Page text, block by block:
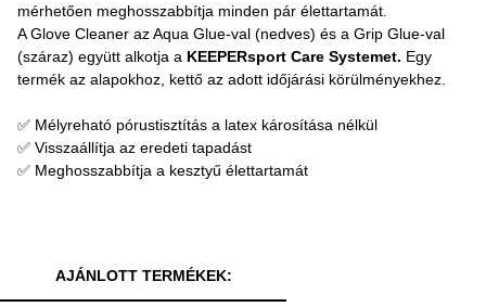
mérhetően meghosszabbítja minden pár élettartamát.
A Glove Cleaner az Aqua Glue-val (nedves) és a Grip Glue-val
(száraz) együtt alkotja a KEEPERsport Care Systemet. Egy
termék az alapokhoz, kettő az adott időjárási körülményekhez.
✅ Mélyreható pórustisztítás a latex károsítása nélkül
✅ Visszaállítja az eredeti tapadást
✅ Meghosszabbítja a kesztyű élettartamát
AJÁNLOTT TERMÉKEK: